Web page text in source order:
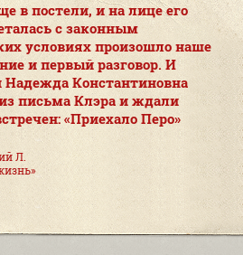
в постели, и на лице его
с законным
условиях произошло наше
и первый разговор. И
Константиновна
письма Клэра и ждали
«Приехало Перо
Л.